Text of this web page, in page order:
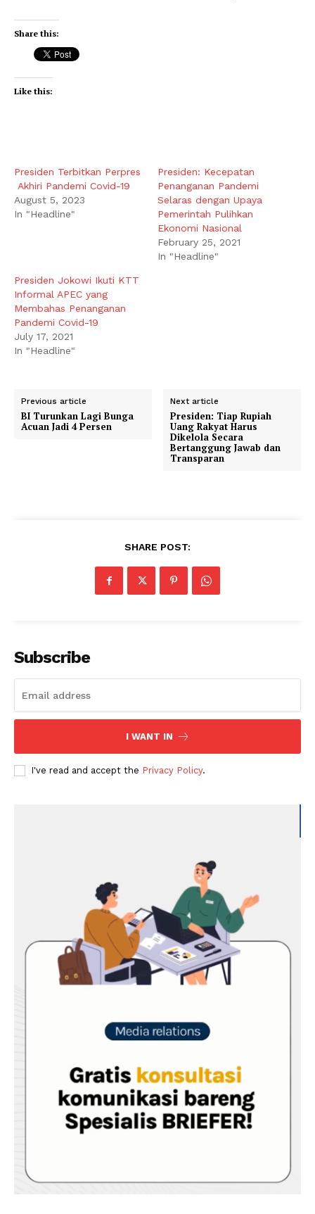
Share this:
Like this:
Presiden Terbitkan Perpres
Akhiri Pandemi Covid-19
August 5, 2023
In "Headline"
Presiden: Kecepatan
Penanganan Pandemi
Selaras dengan Upaya
Pemerintah Pulihkan
Ekonomi Nasional
February 25, 2021
In "Headline"
Presiden Jokowi Ikuti KTT
Informal APEC yang
Membahas Penanganan
Pandemi Covid-19
July 17, 2021
In "Headline"
Previous article
BI Turunkan Lagi Bunga
Acuan Jadi 4 Persen
Next article
Presiden: Tiap Rupiah
Uang Rakyat Harus
Dikelola Secara
Bertanggung Jawab dan
Transparan
SHARE POST:
Subscribe
I WANT IN
I've read and accept the Privacy Policy.